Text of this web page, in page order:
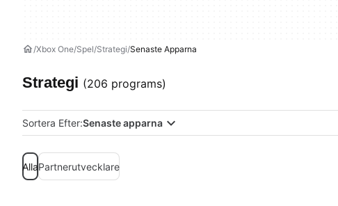
Xbox One Spel Strategi Senaste Apparna
Strategi (206 programs)
Sortera Efter:Senaste apparna
AllaPartnerutvecklare